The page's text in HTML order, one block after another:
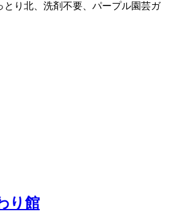
とり北、洗剤不要、パープル園芸ガ
り館